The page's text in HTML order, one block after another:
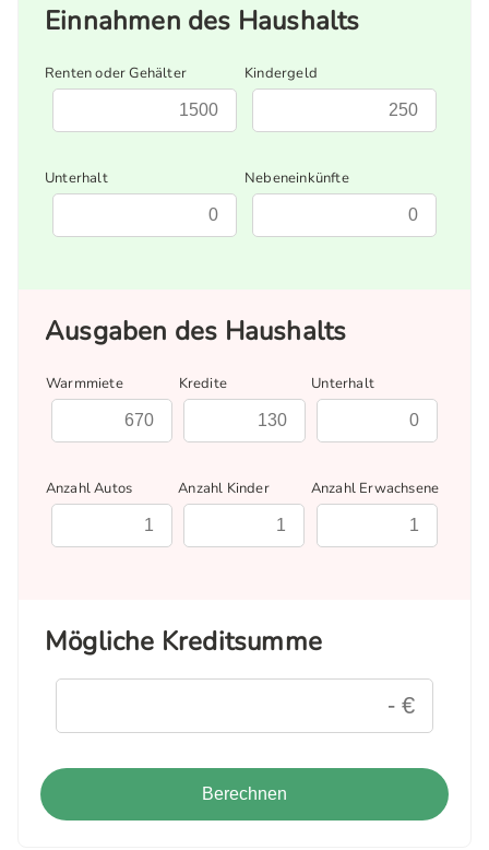
Einnahmen des Haushalts
Renten oder Gehälter Kindergeld
Unterhalt Nebeneinkünfte
Ausgaben des Haushalts
Warmmiete Kredite Unterhalt
Anzahl Autos Anzahl Kinder Anzahl Erwachsene
Mögliche Kreditsumme
Berechnen